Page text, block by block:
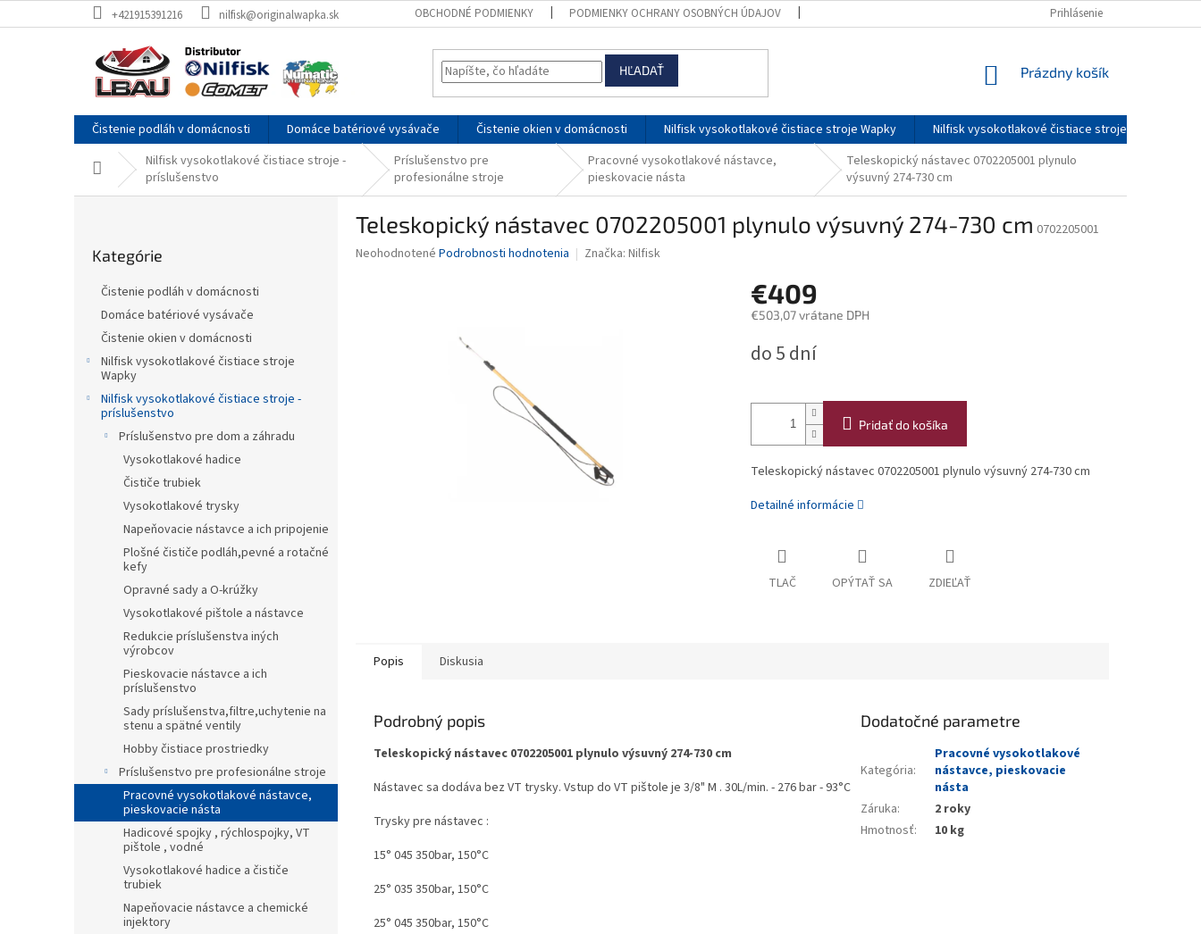
na
+421915391216 nilfisk@originalwapka.sk OBCHODNÉ PODMIENKY PODMIENKY OCHRANY OSOBNÝCH ÚDAJOV SERVIS
Prihlásenie
HĽADAŤ
NÁKUPNÝ
Prázdny košík
Čistenie podláh v domácnosti Domáce batériové vysávače Čistenie okien v domácnosti Nilfisk vysokotlakové čistiace stroje Wapky Nilfisk vysokotlakové čistiace stroje -
DomovNilfisk vysokotlakové čistiace stroje -
príslušenstvo
Príslušenstvo pre
profesionálne stroje
Pracovné vysokotlakové nástavce,
pieskovacie násta
Teleskopický nástavec 0702205001 plynulo
výsuvný 274-730 cm
kategórie
Kategórie
Čistenie podláh v domácnosti
Domáce batériové vysávače
Čistenie okien v domácnosti
Nilfisk vysokotlakové čistiace stroje
Wapky
Nilfisk vysokotlakové čistiace stroje -
príslušenstvo
Príslušenstvo pre dom a záhradu
Vysokotlakové hadice
Čističe trubiek
Vysokotlakové trysky
Napeňovacie nástavce a ich pripojenie
Plošné čističe podláh,pevné a rotačné
kefy
Opravné sady a O-krúžky
Vysokotlakové pištole a nástavce
Redukcie príslušenstva iných
výrobcov
Pieskovacie nástavce a ich
príslušenstvo
Sady príslušenstva,filtre,uchytenie na
stenu a spätné ventily
Hobby čistiace prostriedky
Príslušenstvo pre profesionálne stroje
Pracovné vysokotlakové nástavce,
pieskovacie násta
Hadicové spojky , rýchlospojky, VT
pištole , vodné
Vysokotlakové hadice a čističe
trubiek
Napeňovacie nástavce a chemické
injektory
Teleskopický nástavec 0702205001 plynulo výsuvný 274-730 cm 0702205001
Priemerné
Neohodnotené Podrobnosti hodnotenia Značka: Nilfisk
€409
€503,07 vrátane DPH
cena:
do 5 dní
Pridať do košíka
Teleskopický nástavec 0702205001 plynulo výsuvný 274-730 cm
Detailné informácie
TLAČ OPÝTAŤ SA ZDIEĽAŤ
Popis Diskusia
Podrobný popis
Teleskopický nástavec 0702205001 plynulo výsuvný 274-730 cm
Nástavec sa dodáva bez VT trysky. Vstup do VT pištole je 3/8" M . 30L/min. - 276 bar - 93°C
Trysky pre nástavec :
15° 045 350bar, 150°C
25° 035 350bar, 150°C
25° 045 350bar, 150°C
Dodatočné parametre
Kategória:
Pracovné vysokotlakové
nástavce, pieskovacie
násta
Záruka:
2 roky
Hmotnosť: 10 kg